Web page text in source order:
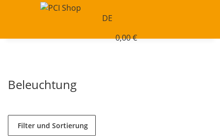
DE
0,00 €
Beleuchtung
Filter und Sortierung